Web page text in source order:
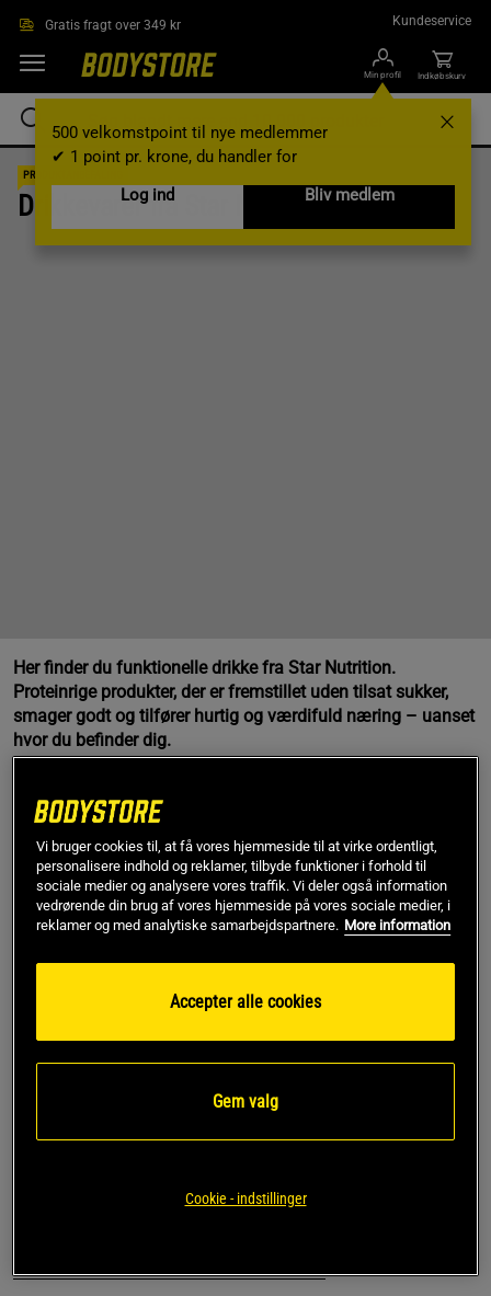
Gratis fragt over 349 kr Kundeservice
Min profil
500 velkomstpoint til nye medlemmer
✔ 1 point pr. krone, du handler for
Log ind
Bliv medlem
Indkøbskurv
PRODUKTANBEFALING
Drikkevarer fra Star Nutrition
Her finder du funktionelle drikke fra Star Nutrition.
Proteinrige produkter, der er fremstillet uden tilsat sukker,
smager godt og tilfører hurtig og værdifuld næring – uanset
hvor du befinder dig.
forskellige former: Færdigblandede, forfriskende og
proteinberigede drikke samt varme drikke med et højt
proteinindhold. Fælles for alle produkter i kategorien er, at
de er fleksible, praktiske og proteinrige. De er fremstillet for
at gøre det nemmere, sjovere og mere lækkert at have en
sund livsstil.
Funktionsdrikke
En funktionel drink er nøjagtigt som navnet antyder - en
drink med en eller anden form for integreret funktion. I vores
tilfælde, som en spiller i træning og sundhed, er funktionen
knyttet til egenskaber, der er gunstige for disse
grundlæggende koncepter.
Vi bruger cookies til, at få vores hjemmeside til at virke ordentligt,
personalisere indhold og reklamer, tilbyde funktioner i forhold til
sociale medier og analysere vores traffik. Vi deler også information
vedrørende din brug af vores hjemmeside på vores sociale medier, i
reklamer og med analytiske samarbejdspartnere. More information
Accepter alle cookies
Gem valg
Cookie - indstillinger